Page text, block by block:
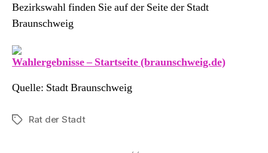
Bezirkswahl finden Sie auf der Seite der Stadt
Braunschweig
Wahlergebnisse – Startseite (braunschweig.de)
Quelle: Stadt Braunschweig
Schlagwörter
Rat der Stadt